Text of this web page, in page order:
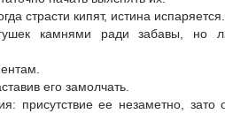
страсти кипят, истина испаряется.
камнями ради забавы, но
его замолчать.
присутствие ее незаметно, зато